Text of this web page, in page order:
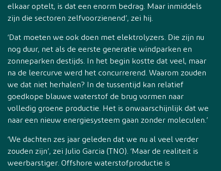
elkaar optelt, is dat een enorm bedrag. Maar inmiddels
zijn die sectoren zelfvoorzienend’, zei hij.
‘Dat moeten we ook doen met elektrolyzers. Die zijn nu
nog duur, net als de eerste generatie windparken en
zonneparken destijds. In het begin kostte dat veel, maar
na de leercurve werd het concurrerend. Waarom zouden
we dat niet herhalen? In de tussentijd kan relatief
goedkope blauwe waterstof de brug vormen naar
volledig groene productie. Het is onwaarschijnlijk dat we
naar een nieuw energiesysteem gaan zonder moleculen.’
‘We dachten zes jaar geleden dat we nu al veel verder
zouden zijn’, zei Julio Garcia (TNO). ‘Maar de realiteit is
weerbarstiger. Offshore waterstofproductie is